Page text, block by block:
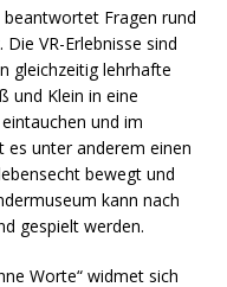
Fragen rund
VR-Erlebnisse sind
gleichzeitig lehrhafte
und Klein in eine
und im
es unter anderem einen
bewegt und
kann nach
gespielt werden.
Worte“ widmet sich